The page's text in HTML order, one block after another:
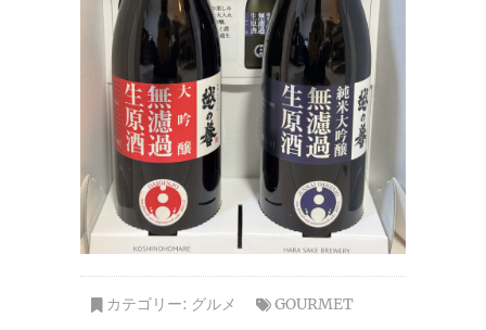
カテゴリー: グルメ GOURMET